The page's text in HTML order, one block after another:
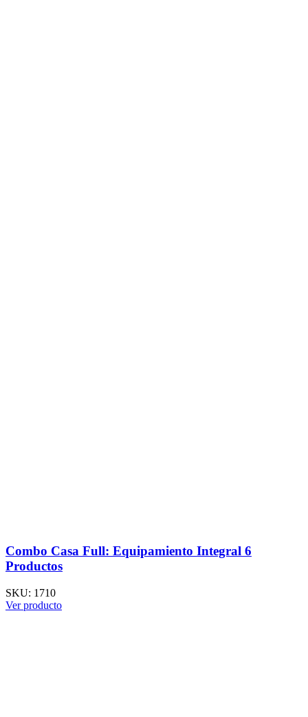
Combo Casa Full: Equipamiento Integral 6
Productos
SKU: 1710
Ver producto